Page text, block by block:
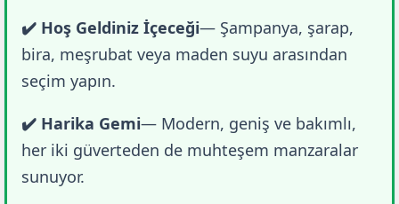
✔️ Hoş Geldiniz İçeceği— Şampanya, şarap,
bira, meşrubat veya maden suyu arasından
seçim yapın.
✔️ Harika Gemi— Modern, geniş ve bakımlı,
her iki güverteden de muhteşem manzaralar
sunuyor.